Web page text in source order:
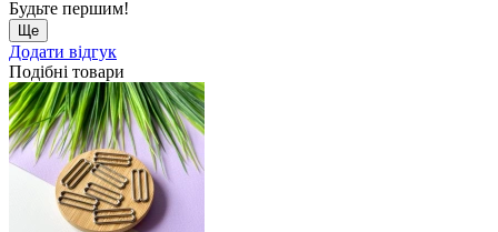
Будьте першим!
Ще
Додати відгук
Подібні товари